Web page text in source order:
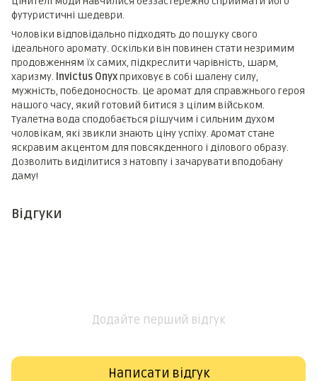
футуристичні шедеври.
Чоловіки відповідально підходять до пошуку свого
ідеального аромату. Оскільки він повинен стати незримим
продовженням їх самих, підкреслити чарівність, шарм,
харизму. Invictus Onyxприховує в собі шалену силу,
мужність, победоносность. Це аромат для справжнього героя
нашого часу, який готовий битися з цілим військом.
Туалетна вода сподобається рішучим і сильним духом
чоловікам, які звикли знають ціну успіху. Аромат стане
яскравим акцентом для повсякденного і ділового образу.
Дозволить виділитися з натовпу і зачарувати вподобану
даму!
Відгуки
Додайте перший відгук
Написати відгук